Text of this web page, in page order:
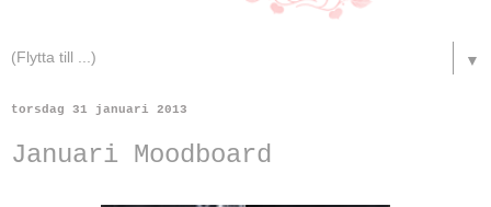
▼
torsdag 31 januari 2013
Januari Moodboard